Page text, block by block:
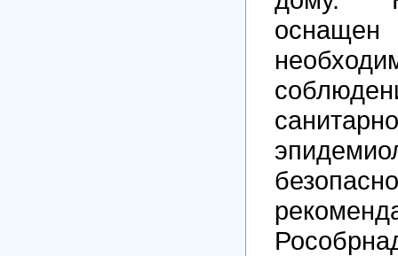
оснащен